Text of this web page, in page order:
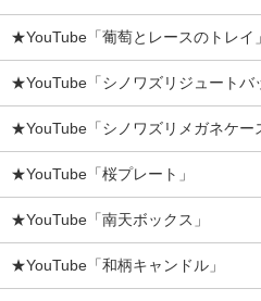
★YouTube「葡萄とレースのトレイ」
★YouTube「シノワズリジュートバ
★YouTube「シノワズリメガネケー
★YouTube「桜プレート」
★YouTube「南天ボックス」
★YouTube「和柄キャンドル」